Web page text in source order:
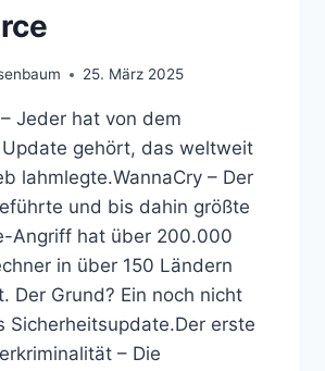
25. März 2025
Jeder hat von dem
gehört, das weltweit
lahmlegte.WannaCry – Der
und bis dahin größte
Angriff hat über 200.000
in über 150 Ländern
Der Grund? Ein noch nicht
Sicherheitsupdate.Der erste
– Die